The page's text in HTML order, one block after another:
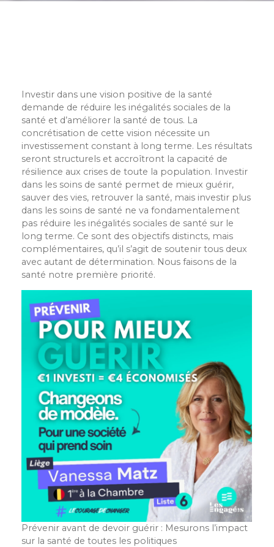
Investir dans une vision positive de la santé
demande de réduire les inégalités sociales de la
santé et d’améliorer la santé de tous. La
concrétisation de cette vision nécessite un
investissement constant à long terme. Les résultats
seront structurels et accroîtront la capacité de
résilience aux crises de toute la population. Investir
dans les soins de santé permet de mieux guérir,
sauver des vies, retrouver la santé, mais investir plus
dans les soins de santé ne va fondamentalement
pas réduire les inégalités sociales de santé sur le
long terme. Ce sont des objectifs distincts, mais
complémentaires, qu’il s’agit de soutenir tous deux
avec autant de détermination. Nous faisons de la
santé notre première priorité.
Prévenir avant de devoir guérir : Mesurons l’impact
sur la santé de toutes les politiques